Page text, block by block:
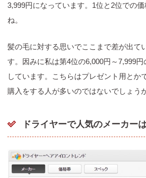
3,999円になっています。1位と2位での
ね。
髪の毛に対する思いでここまで差が出て
す。因みに私は第4位の6,000円～7,999
しています。こちらはプレゼント用とか
購入をする人が多いのではないでしょうか
ドライヤーで人気のメーカー